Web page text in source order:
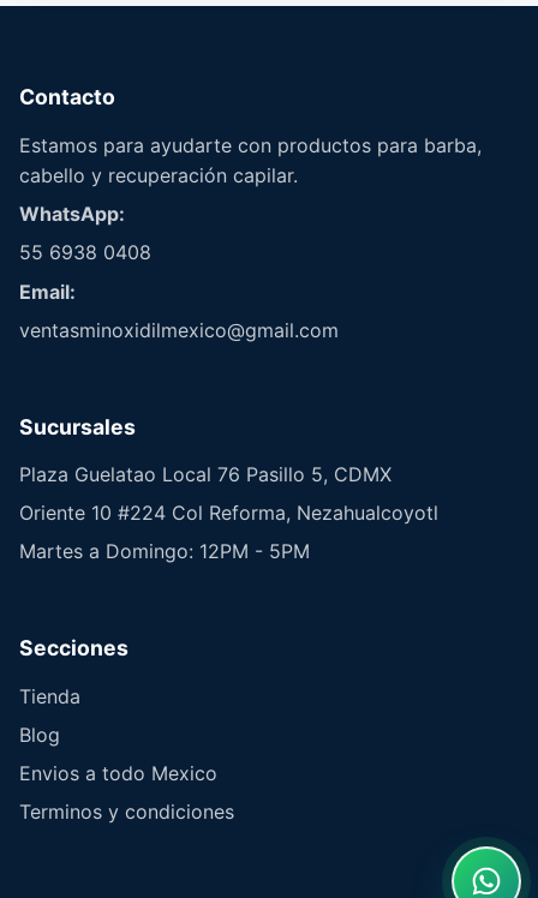
Contacto
Estamos para ayudarte con productos para barba,
cabello y recuperación capilar.
WhatsApp:
55 6938 0408
Email:
ventasminoxidilmexico@gmail.com
Sucursales
Plaza Guelatao Local 76 Pasillo 5, CDMX
Oriente 10 #224 Col Reforma, Nezahualcoyotl
Martes a Domingo: 12PM - 5PM
Secciones
Tienda
Blog
Envios a todo Mexico
Terminos y condiciones